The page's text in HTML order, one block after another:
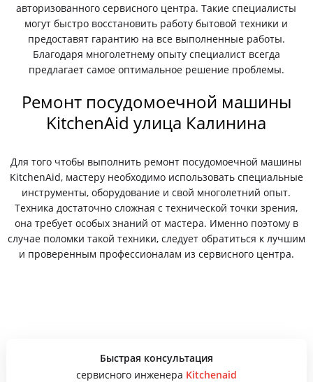
авторизованного сервисного центра. Такие специалисты
могут быстро восстановить работу бытовой техники и
предоставят гарантию на все выполненные работы.
Благодаря многолетнему опыту специалист всегда
предлагает самое оптимальное решение проблемы.
Ремонт посудомоечной машины
KitchenAid улица Калинина
Для того чтобы выполнить ремонт посудомоечной машины
KitchenAid, мастеру необходимо использовать специальные
инструменты, оборудование и свой многолетний опыт.
Техника достаточно сложная с технической точки зрения,
она требует особых знаний от мастера. Именно поэтому в
случае поломки такой техники, следует обратиться к лучшим
и проверенным профессионалам из сервисного центра.
Быстрая консультация
сервисного инженера Kitchenaid